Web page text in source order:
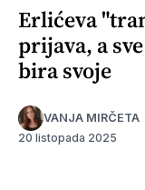
Erlićeva
prijava, a
bira svoje
VANJA MIRČETA
20 listopada 2025